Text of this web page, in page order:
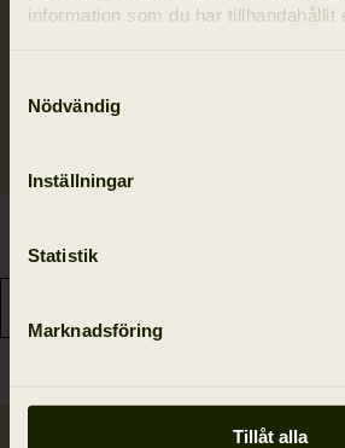
information som du har tillhandahållit
Nödvändig
Inställningar
Statistik
Marknadsföring
Tillåt alla
6 995.00 SEK